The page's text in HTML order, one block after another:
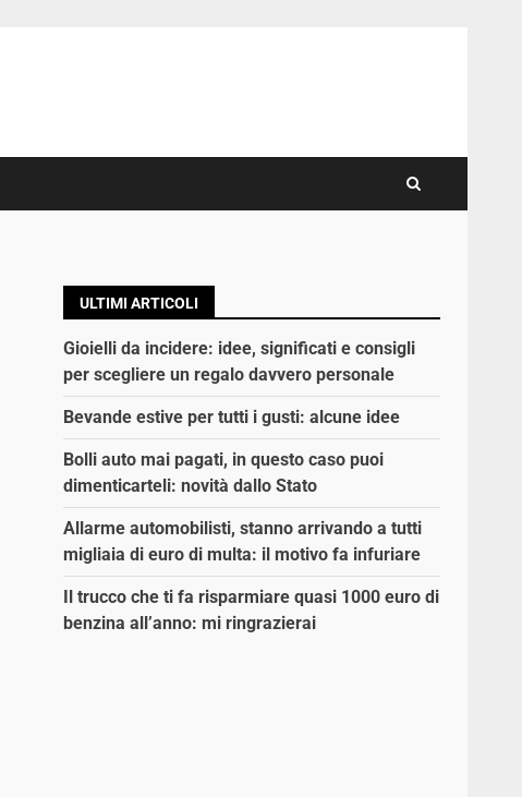
ULTIMI ARTICOLI
Gioielli da incidere: idee, significati e consigli
per scegliere un regalo davvero personale
Bevande estive per tutti i gusti: alcune idee
Bolli auto mai pagati, in questo caso puoi
dimenticarteli: novità dallo Stato
Allarme automobilisti, stanno arrivando a tutti
migliaia di euro di multa: il motivo fa infuriare
Il trucco che ti fa risparmiare quasi 1000 euro di
benzina all’anno: mi ringrazierai